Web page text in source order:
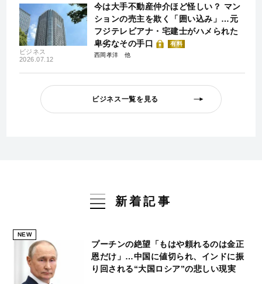
ビジネス
2026.07.12
今は大手不動産仲介ほど怪しい？ マン
ションの売主を欺く「囲い込み」…元
フジテレビアナ・宅建士がハメられた
卑劣なその手口
有料
西岡孝洋
ビジネス一覧を見る
新着記事
NEW
プーチンの絶望「もはや頼れるのは金正
恩だけ」…中国に値切られ、インドに振
り回される“大国ロシア”の悲しい現実